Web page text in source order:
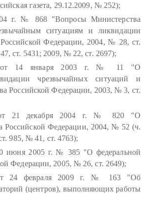
газета, 29.12.2009, № 252);
г. № 868 "Вопросы Министерства
ситуациям и ликвидации
Российской Федерации, 2004, № 28, ст.
ст. 5431; 2009, № 22, ст. 2697);
от 14 января 2003 г. № 11 "О
чрезвычайных ситуаций и
Российской Федерации, 2003, № 3, ст.
от 21 декабря 2004 г. № 820 "О
Российской Федерации, 2004, № 52 (ч.
985, № 41, ст. 4763);
июня 2005 г. № 385 "О федеральной
Федерации, 2005, № 26, ст. 2649);
от 24 февраля 2009 г. № 163 "Об
(центров), выполняющих работы